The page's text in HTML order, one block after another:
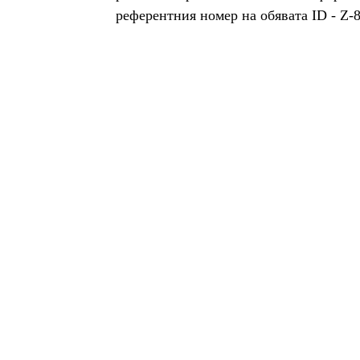
референтния номер на обявата ID - Z-